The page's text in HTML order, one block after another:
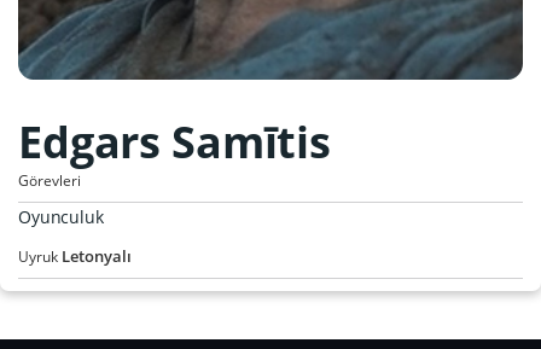
Edgars Samītis
Görevleri
Oyunculuk
Uyruk Letonyalı